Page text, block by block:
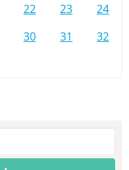
22 23
24
30 31
32